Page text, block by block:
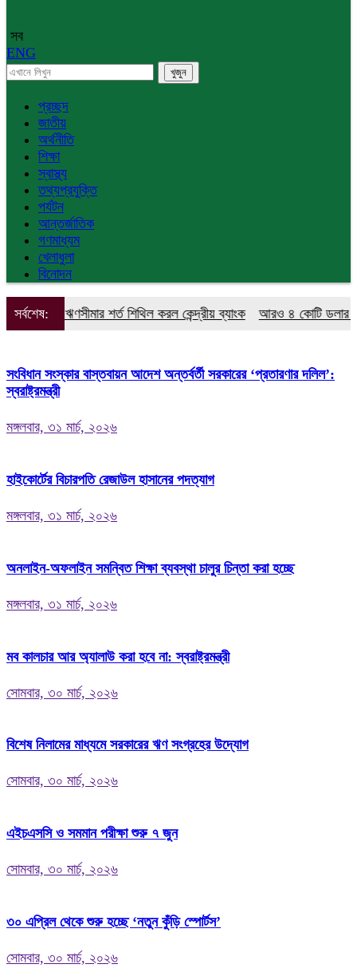
সব
ENG
প্রচ্ছদ
জাতীয়
অর্থনীতি
শিক্ষা
স্বাস্থ্য
তথ্যপ্রযুক্তি
পর্যটন
আন্তর্জাতিক
গণমাধ্যম
খেলাধুলা
বিনোদন
সর্বশেষ:
ঋণসীমার শর্ত শিথিল করল কেন্দ্রীয় ব্যাংক আরও ৪ কোটি ডলার কিনলো
সংবিধান সংস্কার বাস্তবায়ন আদেশ অন্তর্বর্তী সরকারের ‘প্রতারণার দলিল’:
স্বরাষ্ট্রমন্ত্রী
মঙ্গলবার, ৩১ মার্চ, ২০২৬
হাইকোর্টের বিচারপতি রেজাউল হাসানের পদত্যাগ
মঙ্গলবার, ৩১ মার্চ, ২০২৬
অনলাইন-অফলাইন সমন্বিত শিক্ষা ব্যবস্থা চালুর চিন্তা করা হচ্ছে
মঙ্গলবার, ৩১ মার্চ, ২০২৬
মব কালচার আর অ্যালাউ করা হবে না: স্বরাষ্ট্রমন্ত্রী
সোমবার, ৩০ মার্চ, ২০২৬
বিশেষ নিলামের মাধ্যমে সরকারের ঋণ সংগ্রহের উদ্যোগ
সোমবার, ৩০ মার্চ, ২০২৬
এইচএসসি ও সমমান পরীক্ষা শুরু ৭ জুন
সোমবার, ৩০ মার্চ, ২০২৬
৩০ এপ্রিল থেকে শুরু হচ্ছে ‘নতুন কুঁড়ি স্পোর্টস’
সোমবার, ৩০ মার্চ, ২০২৬